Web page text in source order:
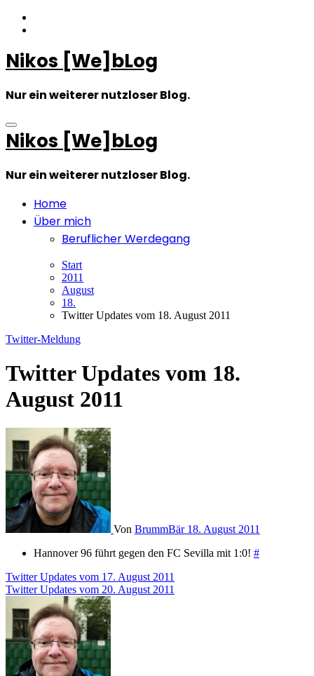
Zum
Inhalt
Nikos [We]bLog
Nur ein weiterer nutzloser Blog.
Nikos [We]bLog
Nur ein weiterer nutzloser Blog.
Home
Über mich
Beruflicher Werdegang
Start
2011
August
18.
Twitter Updates vom 18. August 2011
Twitter-Meldung
Twitter Updates vom 18.
August 2011
Von BrummBär 18. August 2011
Hannover 96 führt gegen den FC Sevilla mit 1:0! #
Beitragsnavigation
Twitter Updates vom 17. August 2011
Twitter Updates vom 20. August 2011